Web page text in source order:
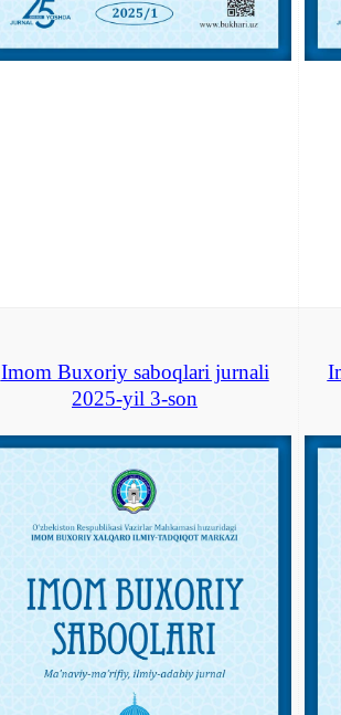
Imom Buxoriy saboqlari jurnali
2025-yil 3-son